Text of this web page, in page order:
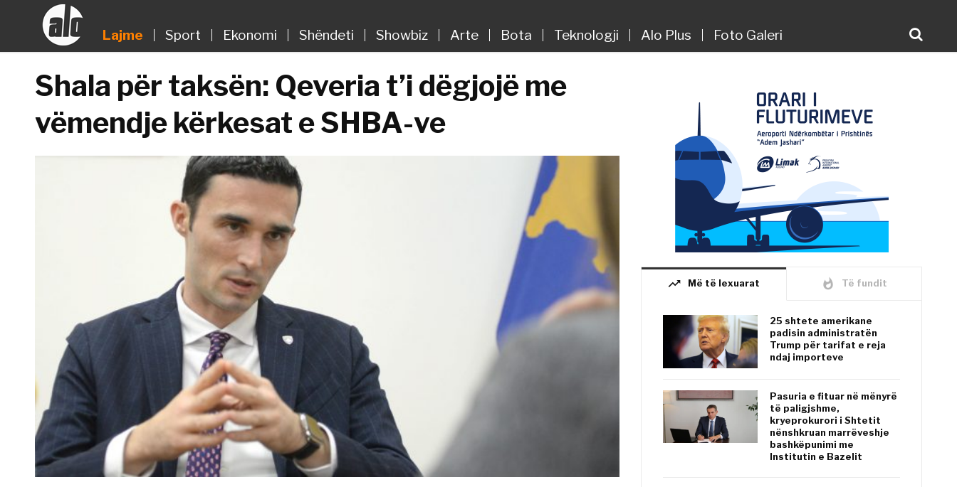
Lajme Sport Ekonomi Shëndeti Showbiz Arte Bota Teknologji Alo Plus Foto Galeri
Shala për taksën: Qeveria t’i dëgjojë me
vëmendje kërkesat e SHBA-ve
trending_up Më të lexuarat whatshot Të fundit
25 shtete amerikane
padisin administratën
Trump për tarifat e reja
ndaj importeve
Pasuria e fituar në mënyrë
të paligjshme,
kryeprokurori i Shtetit
nënshkruan marrëveshje
bashkëpunimi me
Institutin e Bazelit